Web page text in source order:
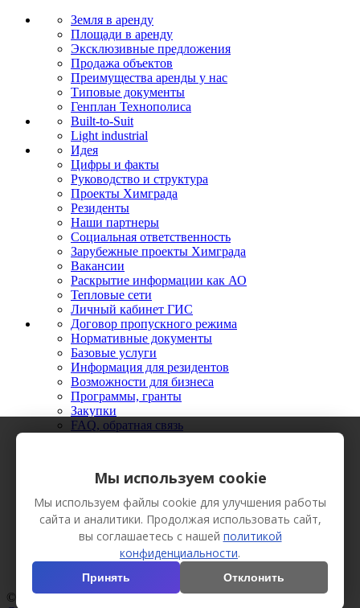
Земля в аренду
Площади в аренду
Эксклюзивные предложения
Продажа объектов
Преимущества аренды у нас
Типовые документы
Генплан Технополиса
Built-to-Suit
Light industrial
Идея
Цифры и факты
Руководство и структура
Проекты Химграда
Резиденты
Наши партнеры
Социальная ответственность
Зарубежные проекты Химграда
Вакансии
Раскрытие информации как АО
Тепловые сети
Личный кабинет ГИС
Договор пропускного режима
Нормативные документы
Базовые услуги
Информация для резидентов
Возможности для бизнеса
Программы, гранты
Закупки
FAQ, обратная связь
Видео
Вестник Химграда
Сотрудничество
Пресс-кит
© АО «Технополис «Химград», 2013 Все права защищены.
Мы используем cookie
Мы используем файлы cookie для улучшения работы
сайта и аналитики. Продолжая использовать сайт,
вы соглашаетесь с нашей политикой
конфиденциальности.
Принять Отклонить